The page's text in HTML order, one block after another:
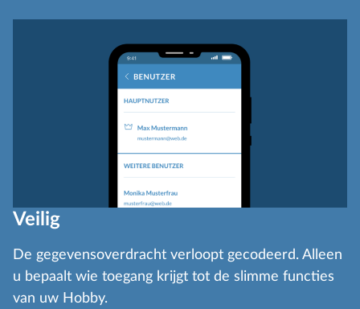
Veilig
De gegevensoverdracht verloopt gecodeerd. Alleen
u bepaalt wie toegang krijgt tot de slimme functies
van uw Hobby.